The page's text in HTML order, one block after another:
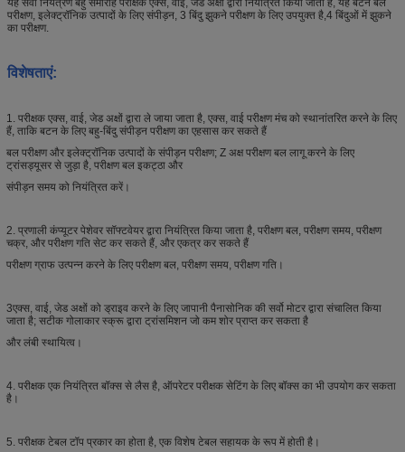
यह सर्वो नियंत्रण बहु समारोह परीक्षक एक्स, वाई, जेड अक्षों द्वारा नियंत्रित किया जाता है, यह बटन बल
परीक्षण, इलेक्ट्रॉनिक उत्पादों के लिए संपीड़न, 3 बिंदु झुकने परीक्षण के लिए उपयुक्त है,4 बिंदुओं में झुकने
का परीक्षण.
विशेषताएं:
1. परीक्षक एक्स, वाई, जेड अक्षों द्वारा ले जाया जाता है, एक्स, वाई परीक्षण मंच को स्थानांतरित करने के लिए
हैं, ताकि बटन के लिए बहु-बिंदु संपीड़न परीक्षण का एहसास कर सकते हैं
बल परीक्षण और इलेक्ट्रॉनिक उत्पादों के संपीड़न परीक्षण; Z अक्ष परीक्षण बल लागू करने के लिए
ट्रांसड्यूसर से जुड़ा है, परीक्षण बल इकट्ठा और
संपीड़न समय को नियंत्रित करें।
2. प्रणाली कंप्यूटर पेशेवर सॉफ्टवेयर द्वारा नियंत्रित किया जाता है, परीक्षण बल, परीक्षण समय, परीक्षण
चक्र, और परीक्षण गति सेट कर सकते हैं, और एकत्र कर सकते हैं
परीक्षण ग्राफ उत्पन्न करने के लिए परीक्षण बल, परीक्षण समय, परीक्षण गति।
3एक्स, वाई, जेड अक्षों को ड्राइव करने के लिए जापानी पैनासोनिक की सर्वो मोटर द्वारा संचालित किया
जाता है; सटीक गोलाकार स्क्रू द्वारा ट्रांसमिशन जो कम शोर प्राप्त कर सकता है
और लंबी स्थायित्व।
4. परीक्षक एक नियंत्रित बॉक्स से लैस है, ऑपरेटर परीक्षक सेटिंग के लिए बॉक्स का भी उपयोग कर सकता
है।
5. परीक्षक टेबल टॉप प्रकार का होता है, एक विशेष टेबल सहायक के रूप में होती है।